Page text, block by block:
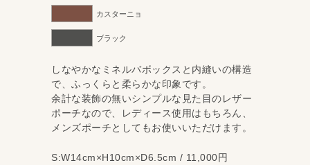
カスターニョ
ブラック
しなやかなミネルバボックスと内縫いの構造
で、ふっくらと柔らかな印象です。
余計な装飾の無いシンプルな見た目のレザー
ポーチなので、レディース使用はもちろん、
メンズポーチとしてもお使いいただけます。
S:W14cm×H10cm×D6.5cm / 11,000円